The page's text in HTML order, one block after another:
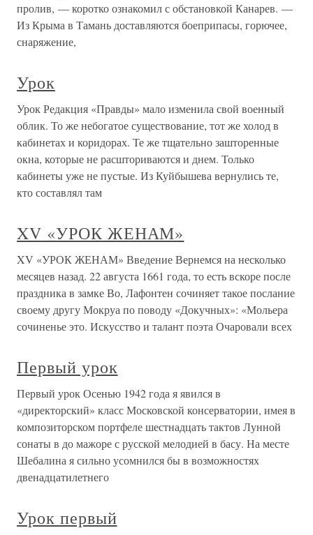
пролив, — коротко ознакомил с обстановкой Канарев. —
Из Крыма в Тамань доставляются боеприпасы, горючее,
снаряжение,
Урок
Урок Редакция «Правды» мало изменила свой военный
облик. То же небогатое существование, тот же холод в
кабинетах и коридорах. Те же тщательно зашторенные
окна, которые не расшториваются и днем. Только
кабинеты уже не пустые. Из Куйбышева вернулись те,
кто составлял там
XV «УРОК ЖЕНАМ»
XV «УРОК ЖЕНАМ» Введение Вернемся на несколько
месяцев назад. 22 августа 1661 года, то есть вскоре после
праздника в замке Во, Лафонтен сочиняет такое послание
своему другу Мокруа по поводу «Докучных»: «Мольера
сочиненье это. Искусство и талант поэта Очаровали всех
Первый урок
Первый урок Осенью 1942 года я явился в
«директорский» класс Московской консерватории, имея в
композиторском портфеле шестнадцать тактов Лунной
сонаты в до мажоре с русской мелодией в басу. На месте
Шебалина я сильно усомнился бы в возможностях
двенадцатилетнего
Урок первый